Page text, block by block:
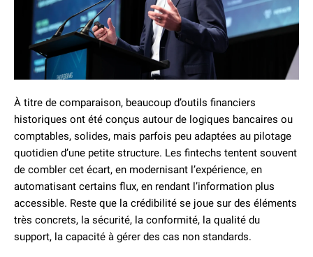
À titre de comparaison, beaucoup d’outils financiers
historiques ont été conçus autour de logiques bancaires ou
comptables, solides, mais parfois peu adaptées au pilotage
quotidien d’une petite structure. Les fintechs tentent souvent
de combler cet écart, en modernisant l’expérience, en
automatisant certains flux, en rendant l’information plus
accessible. Reste que la crédibilité se joue sur des éléments
très concrets, la sécurité, la conformité, la qualité du
support, la capacité à gérer des cas non standards.